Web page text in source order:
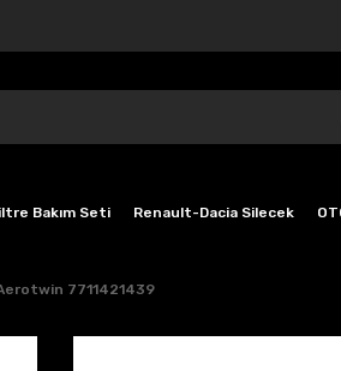
Bakım Seti Renault-Dacia Silecek
7711421439